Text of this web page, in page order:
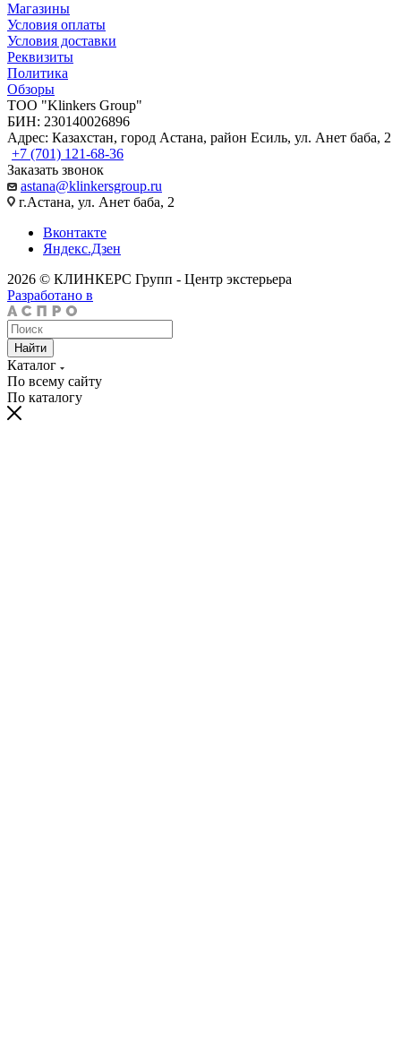
Магазины
Условия оплаты
Условия доставки
Реквизиты
Политика
Обзоры
TOO "Klinkers Group"
БИН: 230140026896
Адрес: Казахстан, город Астана, район Есиль, ул. Анет баба, 2
+7 (701) 121-68-36
Заказать звонок
astana@klinkersgroup.ru
г.Астана, ул. Анет баба, 2
Вконтакте
Яндекс.Дзен
2026 © КЛИНКЕРС Групп - Центр экстерьера
Разработано в
Найти
Каталог
По всему сайту
По каталогу